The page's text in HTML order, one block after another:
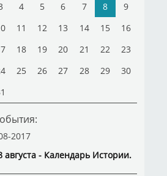
4 5 6 7 8
9
11 12 13 14 15
16
18 19 20 21 22
23
25 26 27 28 29
30
2017
августа - Календарь Истории.